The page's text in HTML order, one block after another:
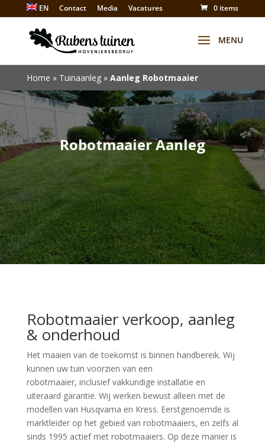
EN Contact Media
Vacatures
Winkel
0 items
Home » Tuinaanleg» Aanleg Robotmaaier
Robotmaaier Aanleg
Robotmaaier verkoop, aanleg
& onderhoud
Het maaien van de toekomst is binnen handbereik. Wij
kunnen uw tuin voorzien van een
robotmaaier, inclusief vakkundige installatie en
uiteraard garantie. Wij werken bewust alleen met de
modellen van Husqvarna en Kress. Eerstgenoemde is
marktleider op het gebied van robotmaaiers, en zelfs al
sinds 1995 actief met robotmaaiers. Op deze manier is